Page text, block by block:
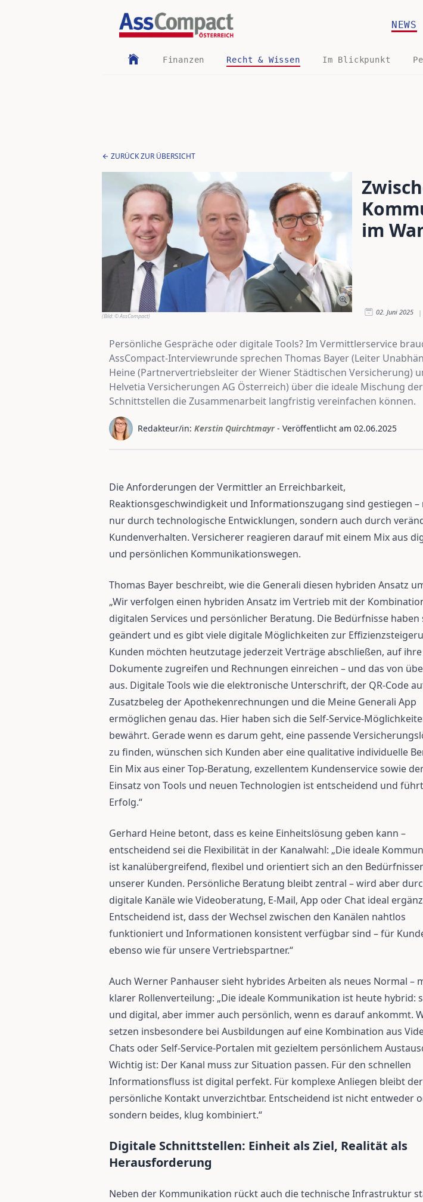
NEWS
Finanzen Recht & Wissen Im Blickpunkt
ZURÜCK ZUR ÜBERSICHT
(Bild:© AssCompact)
im
02. Juni 2025 |
Persönliche Gespräche oder digitale Tools? Im Vermittlerservice
AssCompact-Interviewrunde sprechen Thomas Bayer (Leiter
Heine (Partnervertriebsleiter der Wiener Städtischen Versicherung)
Helvetia Versicherungen AG Österreich) über die ideale Mischung
Schnittstellen die Zusammenarbeit langfristig vereinfachen können.
Redakteur/in: Kerstin Quirchtmayr - Veröffentlicht am 02.06.2025
Die Anforderungen der Vermittler an Erreichbarkeit,
Reaktionsgeschwindigkeit und Informationszugang sind gestiegen –
nur durch technologische Entwicklungen, sondern auch durch
Kundenverhalten. Versicherer reagieren darauf mit einem Mix aus
und persönlichen Kommunikationswegen.
Thomas Bayer beschreibt, wie die Generali diesen hybriden Ansatz
„Wir verfolgen einen hybriden Ansatz im Vertrieb mit der
digitalen Services und persönlicher Beratung. Die Bedürfnisse haben
geändert und es gibt viele digitale Möglichkeiten zur
Kunden möchten heutzutage jederzeit Verträge abschließen, auf ihre
Dokumente zugreifen und Rechnungen einreichen – und das von
aus. Digitale Tools wie die elektronische Unterschrift, der QR-Code
Zusatzbeleg der Apothekenrechnungen und die Meine Generali App
ermöglichen genau das. Hier haben sich die Self-Service-
bewährt. Gerade wenn es darum geht, eine passende
zu finden, wünschen sich Kunden aber eine qualitative individuelle
Ein Mix aus einer Top-Beratung, exzellentem Kundenservice sowie
Einsatz von Tools und neuen Technologien ist entscheidend und
Erfolg.“
Gerhard Heine betont, dass es keine Einheitslösung geben kann –
entscheidend sei die Flexibilität in der Kanalwahl: „Die ideale
ist kanalübergreifend, flexibel und orientiert sich an den
unserer Kunden. Persönliche Beratung bleibt zentral – wird aber
digitale Kanäle wie Videoberatung, E-Mail, App oder Chat ideal
Entscheidend ist, dass der Wechsel zwischen den Kanälen nahtlos
funktioniert und Informationen konsistent verfügbar sind – für
ebenso wie für unsere Vertriebspartner.“
Auch Werner Panhauser sieht hybrides Arbeiten als neues Normal –
klarer Rollenverteilung: „Die ideale Kommunikation ist heute hybrid:
und digital, aber immer auch persönlich, wenn es darauf ankommt.
setzen insbesondere bei Ausbildungen auf eine Kombination aus
Chats oder Self-Service-Portalen mit gezieltem persönlichem
Wichtig ist: Der Kanal muss zur Situation passen. Für den schnellen
Informationsfluss ist digital perfekt. Für komplexe Anliegen bleibt der
persönliche Kontakt unverzichtbar. Entscheidend ist nicht entweder
sondern beides, klug kombiniert.“
Digitale Schnittstellen: Einheit als Ziel, Realität als
Herausforderung
Neben der Kommunikation rückt auch die technische Infrastruktur